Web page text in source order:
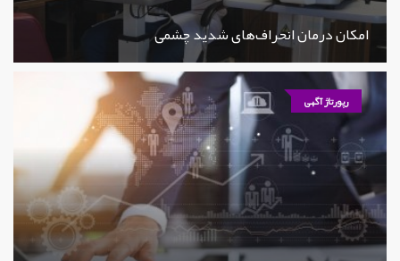
امکان درمان انحراف‌های شدید چشمی
رپورتاژ آگهی